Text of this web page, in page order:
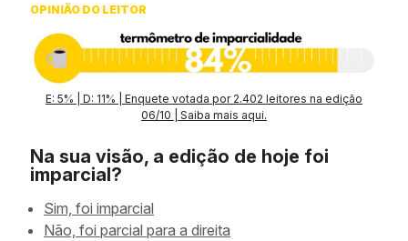
OPINIÃO DO LEITOR
E: 5% | D: 11% | Enquete votada por 2.402 leitores na edição
06/10 | Saiba mais aqui.
Na sua visão, a edição de hoje foi
imparcial?
Sim, foi imparcial
Não, foi parcial para a direita